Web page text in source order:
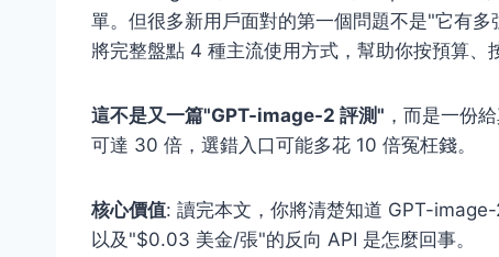
單。但很多新用戶面對的第一個問題不是"它有多
將完整盤點 4 種主流使用方式，幫助你按預算、
這不是又一篇"GPT-image-2 評測" ，而是一份
可達 30 倍，選錯入口可能多花 10 倍冤枉錢。
核心價值: 讀完本文，你將清楚知道 GPT-
以及"$0.03 美金/張"的反向 API 是怎麼回事。